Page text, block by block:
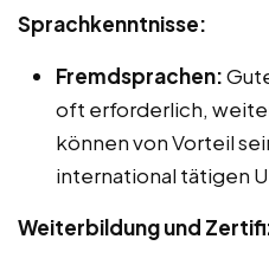
Sprachkenntnisse:
Fremdsprachen:
oft erforderlich,
können von Vorteil
international tätigen
Weiterbildung und